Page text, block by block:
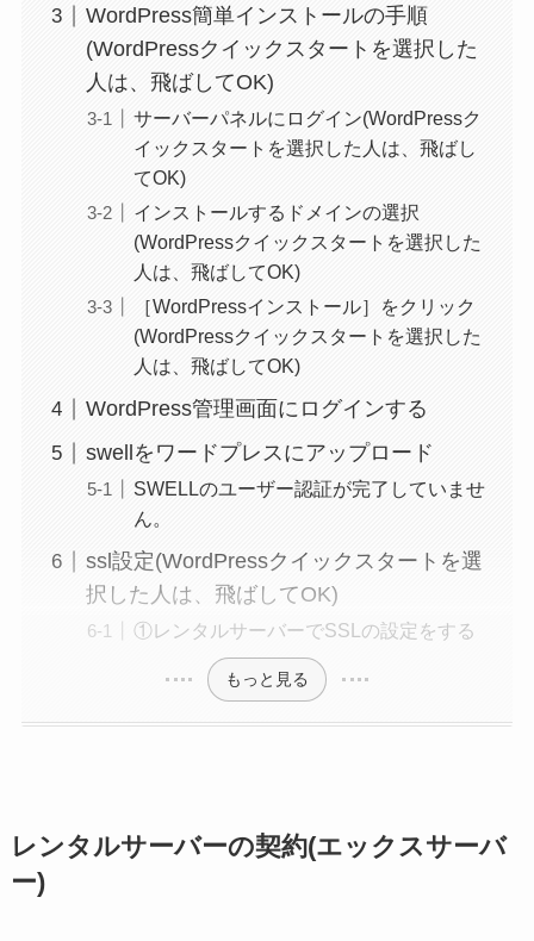
WordPress簡単インストールの手順
(WordPressクイックスタートを選択した
人は、飛ばしてOK)
サーバーパネルにログイン(WordPressク
イックスタートを選択した人は、飛ばし
てOK)
インストールするドメインの選択
(WordPressクイックスタートを選択した
人は、飛ばしてOK)
［WordPressインストール］をクリック
(WordPressクイックスタートを選択した
人は、飛ばしてOK)
WordPress管理画面にログインする
swellをワードプレスにアップロード
SWELLのユーザー認証が完了していませ
ん。
ssl設定(WordPressクイックスタートを選
択した人は、飛ばしてOK)
①レンタルサーバーでSSLの設定をする
もっと見る
レンタルサーバーの契約(エックスサーバ
ー)